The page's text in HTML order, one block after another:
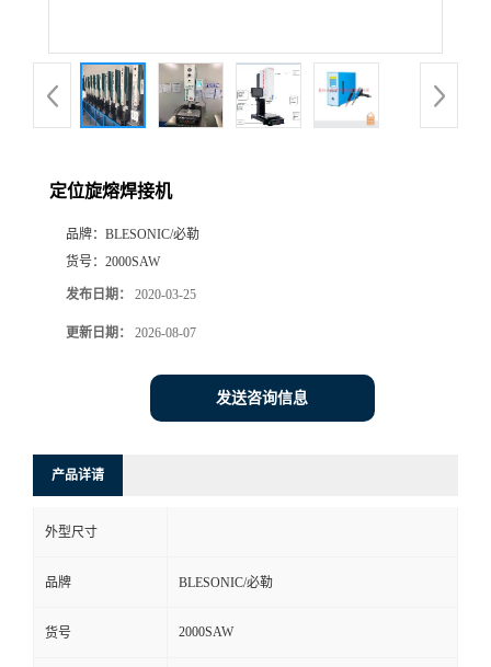
定位旋熔焊接机
品牌： BLESONIC/必勒
货号： 2000SAW
发布日期： 2020-03-25
更新日期： 2026-08-07
发送咨询信息
产品详请
外型尺寸
品牌 BLESONIC/必勒
货号 2000SAW